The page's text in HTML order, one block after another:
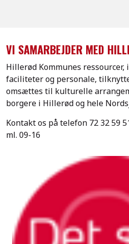
VI SAMARBEJDER MED
Hillerød Kommunes ressourcer,
faciliteter og personale,
omsættes til kulturelle
borgere i Hillerød og hele
Kontakt os på telefon 72 32 59
ml. 09-16